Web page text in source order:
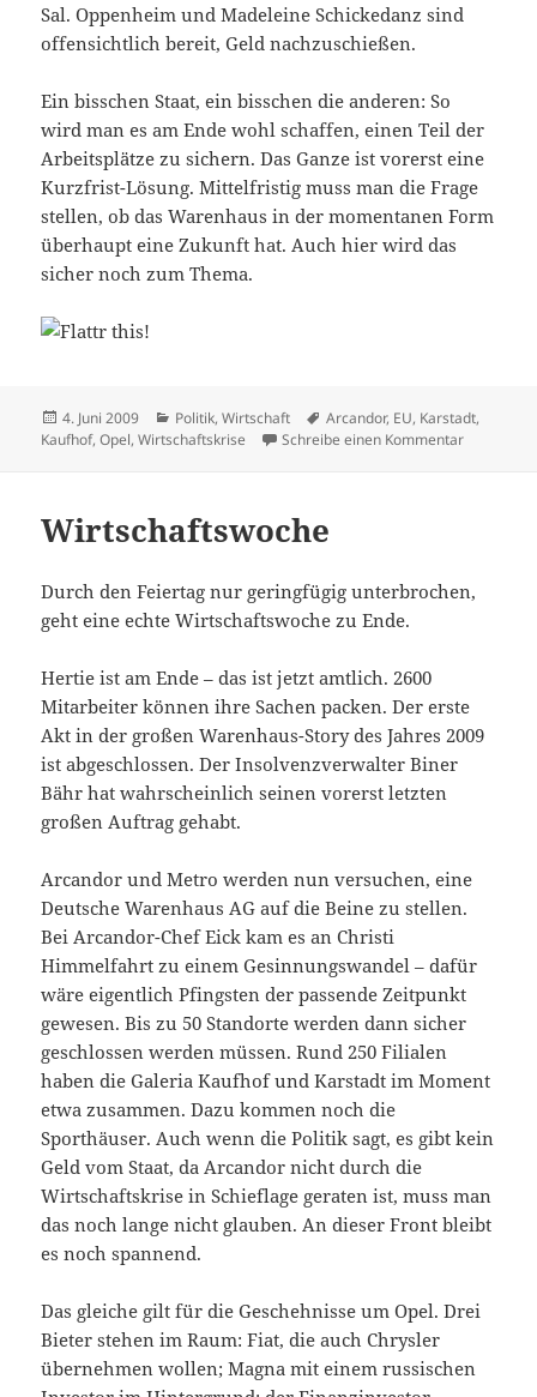
Sal. Oppenheim und Madeleine Schickedanz sind
offensichtlich bereit, Geld nachzuschießen.
Ein bisschen Staat, ein bisschen die anderen: So
wird man es am Ende wohl schaffen, einen Teil der
Arbeitsplätze zu sichern. Das Ganze ist vorerst eine
Kurzfrist-Lösung. Mittelfristig muss man die Frage
stellen, ob das Warenhaus in der momentanen Form
überhaupt eine Zukunft hat. Auch hier wird das
sicher noch zum Thema.
Veröffentlicht
am
4. Juni 2009 Kategorien
Politik,Wirtschaft Schlagwörter
Arcandor, EU, Karstadt,
Kaufhof,Opel,Wirtschaftskrise Schreibe einen Kommentarzu Aus
Wirtschaftswoche
Durch den Feiertag nur geringfügig unterbrochen,
geht eine echte Wirtschaftswoche zu Ende.
Hertie ist am Ende – das ist jetzt amtlich. 2600
Mitarbeiter können ihre Sachen packen. Der erste
Akt in der großen Warenhaus-Story des Jahres 2009
ist abgeschlossen. Der Insolvenzverwalter Biner
Bähr hat wahrscheinlich seinen vorerst letzten
großen Auftrag gehabt.
Arcandor und Metro werden nun versuchen, eine
Deutsche Warenhaus AG auf die Beine zu stellen.
Bei Arcandor-Chef Eick kam es an Christi
Himmelfahrt zu einem Gesinnungswandel – dafür
wäre eigentlich Pfingsten der passende Zeitpunkt
gewesen. Bis zu 50 Standorte werden dann sicher
geschlossen werden müssen. Rund 250 Filialen
haben die Galeria Kaufhof und Karstadt im Moment
etwa zusammen. Dazu kommen noch die
Sporthäuser. Auch wenn die Politik sagt, es gibt kein
Geld vom Staat, da Arcandor nicht durch die
Wirtschaftskrise in Schieflage geraten ist, muss man
das noch lange nicht glauben. An dieser Front bleibt
es noch spannend.
Das gleiche gilt für die Geschehnisse um Opel. Drei
Bieter stehen im Raum: Fiat, die auch Chrysler
übernehmen wollen; Magna mit einem russischen